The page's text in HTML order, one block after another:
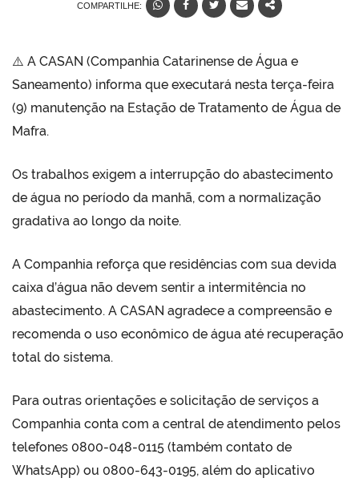
COMPARTILHE:
⚠️ A CASAN (Companhia Catarinense de Água e
Saneamento) informa que executará nesta terça-feira
(9) manutenção na Estação de Tratamento de Água de
Mafra.
Os trabalhos exigem a interrupção do abastecimento
de água no período da manhã, com a normalização
gradativa ao longo da noite.
A Companhia reforça que residências com sua devida
caixa d’água não devem sentir a intermitência no
abastecimento. A CASAN agradece a compreensão e
recomenda o uso econômico de água até recuperação
total do sistema.
Para outras orientações e solicitação de serviços a
Companhia conta com a central de atendimento pelos
telefones 0800-048-0115 (também contato de
WhatsApp) ou 0800-643-0195, além do aplicativo